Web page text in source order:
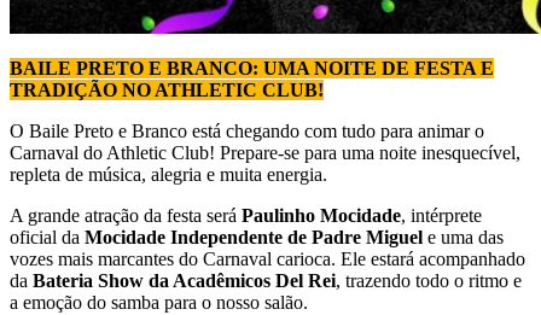
BAILE PRETO E BRANCO: UMA NOITE DE FESTA E
TRADIÇÃO NO ATHLETIC CLUB!
O Baile Preto e Branco está chegando com tudo para animar o
Carnaval do Athletic Club! Prepare-se para uma noite inesquecível,
repleta de música, alegria e muita energia.
A grande atração da festa será Paulinho Mocidade, intérprete
oficial da Mocidade Independente de Padre Miguel e uma das
vozes mais marcantes do Carnaval carioca. Ele estará acompanhado
da Bateria Show da Acadêmicos Del Rei, trazendo todo o ritmo e
a emoção do samba para o nosso salão.